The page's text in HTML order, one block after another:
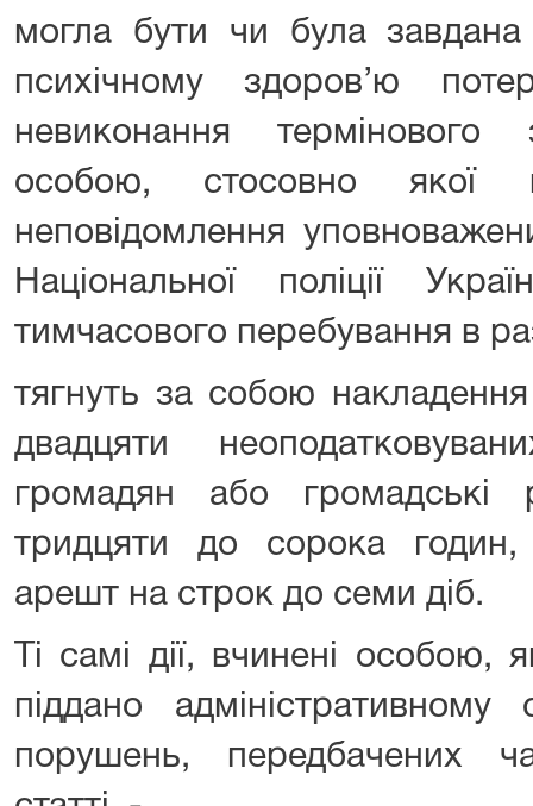
могла бути чи була
психічному здоров’ю
невиконання термінового
особою, стосовно якої
неповідомлення
Національної поліції
тимчасового перебування в
тягнуть за собою
двадцяти
громадян або
тридцяти до сорока годин,
арешт на строк до семи діб.
Ті самі дії, вчинені
піддано
порушень, передбачених